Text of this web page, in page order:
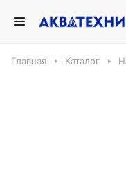
Главная Каталог